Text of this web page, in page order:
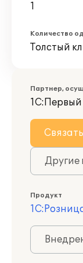
1
Количество
Толстый
Партнер,
Другие
Продукт